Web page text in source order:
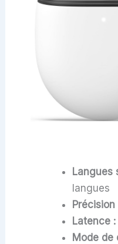
Langues
langues
Précision
Latence :
Mode de